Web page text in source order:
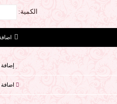
الكمية:
إضافة
اضافة